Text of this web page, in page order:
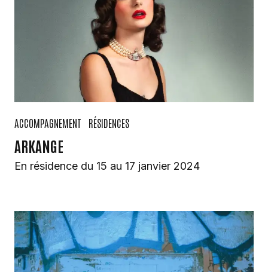
ACCOMPAGNEMENT RÉSIDENCES
ARKANGE
En résidence du 15 au 17 janvier 2024